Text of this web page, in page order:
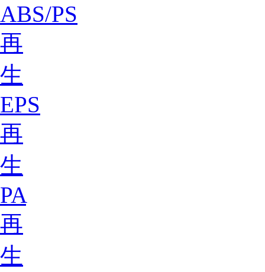
ABS/PS
再
生
EPS
再
生
PA
再
生